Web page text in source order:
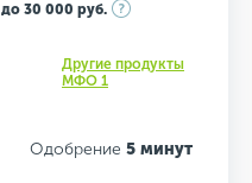
до 30 000 руб.
Другие продукты
МФО 1
Одобрение 5 минут